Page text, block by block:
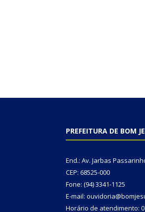
PREFEITURA DE BOM
End.: Av. Jarbas
CEP: 68525-000
Fone: (94) 3341-1125
E-mail:
Horário de atendimento: